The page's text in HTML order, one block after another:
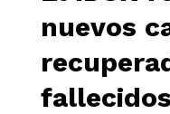
nuevos